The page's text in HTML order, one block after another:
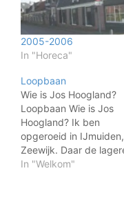
2005-2006
In "Horeca"
Loopbaan
Wie is Jos Hoogland?
Loopbaan Wie is Jos
Hoogland? Ik ben
opgeroeid in IJmuiden,
Zeewijk. Daar de
school doorlopen, de
In "Welkom"